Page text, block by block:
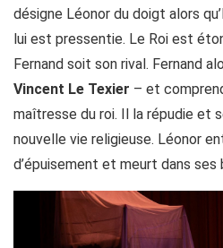
désigne Léonor du doigt alors
lui est pressentie. Le Roi est
Fernand soit son rival. Fernand
Vincent Le Texier – et
maîtresse du roi. Il la répudie et
nouvelle vie religieuse. Léonor
d’épuisement et meurt dans ses